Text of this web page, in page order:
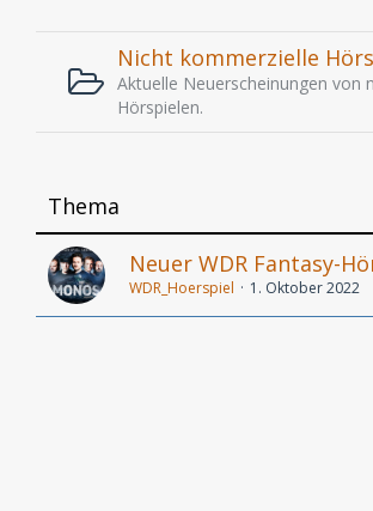
Nicht kommerzielle
Aktuelle Neuerscheinungen von
Hörspielen.
Thema
Neuer WDR Fantasy-
WDR_Hoerspiel 1. Oktober 2022